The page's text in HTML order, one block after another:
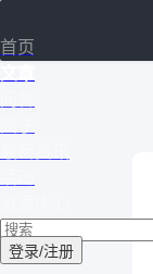
首页
登录/注册